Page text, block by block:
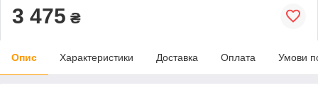
3 475 ₴
Опис Характеристики Доставка Оплата Умови